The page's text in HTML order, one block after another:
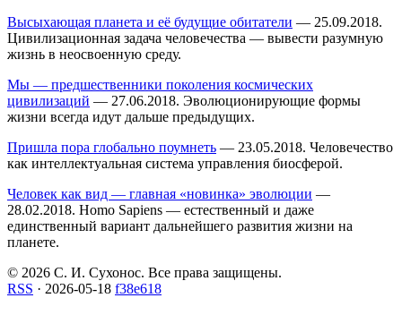
Высыхающая планета и её будущие обитатели — 25.09.2018.
Цивилизационная задача человечества — вывести разумную
жизнь в неосвоенную среду.
Мы — предшественники поколения космических
цивилизаций — 27.06.2018. Эволюционирующие формы
жизни всегда идут дальше предыдущих.
Пришла пора глобально поумнеть — 23.05.2018. Человечество
как интеллектуальная система управления биосферой.
Человек как вид — главная «новинка» эволюции —
28.02.2018. Homo Sapiens — естественный и даже
единственный вариант дальнейшего развития жизни на
планете.
© 2026 С. И. Сухонос. Все права защищены.
RSS · 2026-05-18 f38e618